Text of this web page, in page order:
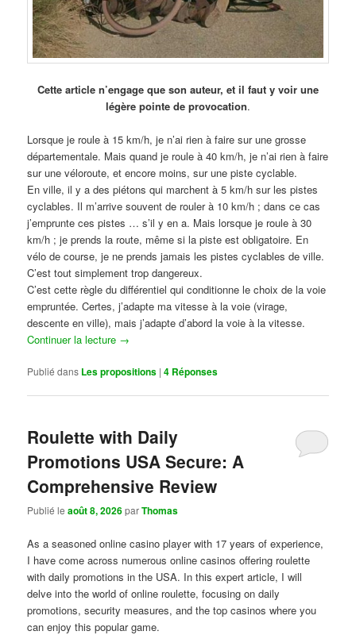
Cette article n’engage que son auteur, et il faut y voir une
légère pointe de provocation.
Lorsque je roule à 15 km/h, je n’ai rien à faire sur une grosse
départementale. Mais quand je roule à 40 km/h, je n’ai rien à faire
sur une véloroute, et encore moins, sur une piste cyclable.
En ville, il y a des piétons qui marchent à 5 km/h sur les pistes
cyclables. Il m’arrive souvent de rouler à 10 km/h ; dans ce cas
j’emprunte ces pistes … s’il y en a. Mais lorsque je roule à 30
km/h ; je prends la route, même si la piste est obligatoire. En
vélo de course, je ne prends jamais les pistes cyclables de ville.
C’est tout simplement trop dangereux.
C’est cette règle du différentiel qui conditionne le choix de la voie
empruntée. Certes, j’adapte ma vitesse à la voie (virage,
descente en ville), mais j’adapte d’abord la voie à la vitesse.
Continuer la lecture →
Publié dans Les propositions |4 Réponses
Roulette with Daily
Promotions USA Secure: A
Comprehensive Review
Publié leaoût 8, 2026parThomas
As a seasoned online casino player with 17 years of experience,
I have come across numerous online casinos offering roulette
with daily promotions in the USA. In this expert article, I will
delve into the world of online roulette, focusing on daily
promotions, security measures, and the top casinos where you
can enjoy this popular game.